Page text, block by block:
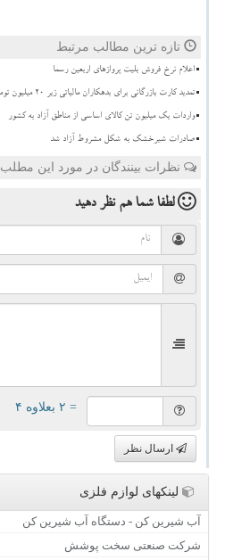
تازه ترین مطالب مرتبط
اعلام نرخ فروش بلیت پروازهای اربعین رسما
تمدید کارت بازرگانی برای بدهکاران مالیاتی زیر ۲۰ میلیون تومان
واردات یک میلیون تن کالای اساسی از مناطق آزاد به کشور
صادرات شیرخشک به شکل مشروط آزاد شد
نظرات بینندگان در مورد این مطلب
لطفا شما همنظر دهید
= ۲ بعلاوه ۴
ارسال نظر
لینکهای لوازم فلزی
آب شیرین کن - دستگاه آب شیرین کن
شرکت صنعتی سخت پوشش